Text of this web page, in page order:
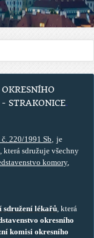
STRAKONICE.
220/1991 Sb, je
sdružuje všechny
komory,
sdružení lékařů, která
okresního
komisi okresního